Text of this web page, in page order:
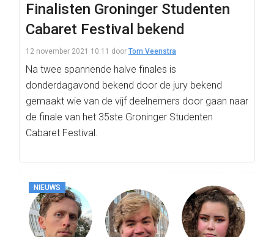
Finalisten Groninger Studenten
Cabaret Festival bekend
12 november 2021 10:11 door Tom Veenstra
Na twee spannende halve finales is
donderdagavond bekend door de jury bekend
gemaakt wie van de vijf deelnemers door gaan naar
de finale van het 35ste Groninger Studenten
Cabaret Festival.
NIEUWS